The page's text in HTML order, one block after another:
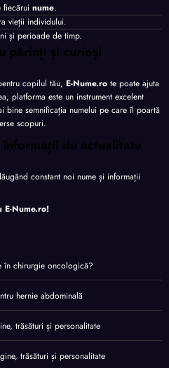
fiecărui nume.
vieții individului.
și perioade de timp.
părinți și curioși
copilul tău, E-Nume.ro te poate ajuta
platforma este un instrument excelent
bine semnificația numelui pe care îl poartă
scopuri.
de actualitate
constant noi nume și informații
E-Nume.ro!
în chirurgie oncologică?
hernie abdominală
trăsături și personalitate
trăsături și personalitate